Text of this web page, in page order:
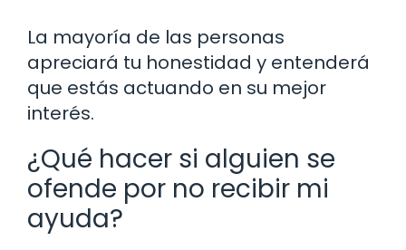
La mayoría de las personas
apreciará tu honestidad y entenderá
que estás actuando en su mejor
interés.
¿Qué hacer si alguien se
ofende por no recibir mi
ayuda?